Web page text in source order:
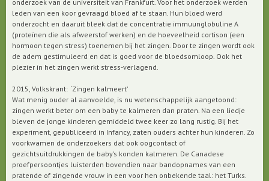
onderzoek van de universiteit van Frankfurt. Voor het onderzoek werden
leden van een koor gevraagd bloed af te staan. Hun bloed werd
onderzocht en daaruit bleek dat de concentratie immuunglobuline A
(proteïnen die als afweerstof werken) en de hoeveelheid cortison (een
hormoon tegen stress) toenemen bij het zingen. Door te zingen wordt ook
de adem gestimuleerd en dat is goed voor de bloedsomloop. Ook het
plezier in het zingen werkt stress-verlagend.
2015, Volkskrant: ‘Zingen kalmeert’
Wat menig ouder al aanvoelde, is nu wetenschappelijk aangetoond:
zingen werkt beter om een baby te kalmeren dan praten. Na een liedje
bleven de jonge kinderen gemiddeld twee keer zo lang rustig. Bij het
experiment, gepubliceerd in Infancy, zaten ouders achter hun kinderen. Zo
voorkwamen de onderzoekers dat ook oogcontact of
gezichtsuitdrukkingen de baby’s konden kalmeren. De Canadese
proefpersoontjes luisterden bovendien naar bandopnames van een
pratende of zingende vrouw in een voor hen onbekende taal: het Turks.